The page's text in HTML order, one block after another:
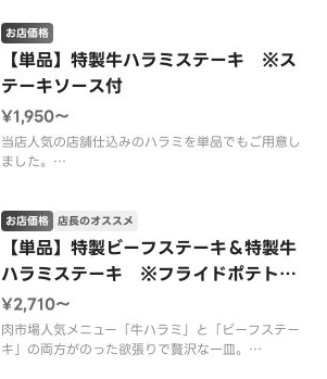
【単品】特製牛ハラミステーキ ※ス
テーキソース付
お店価格
¥1,950〜
当店人気の店舗仕込みのハラミを単品でもご用意し
ました。
※別添のオリジナルステーキソースをかけてお召し
上がりください。
※使い捨て容器でのご提供となります。
※お肉のグラム数は焼成前のものです。
※カ
【単品】特製ビーフステーキ＆特製牛
ハラミステーキ ※フライドポテト添
え・ステーキソース付
お店価格 店長のオススメ
¥2,710〜
肉市場人気メニュー「牛ハラミ」と「ビーフステー
キ」の両方がのった欲張りで贅沢な一皿。